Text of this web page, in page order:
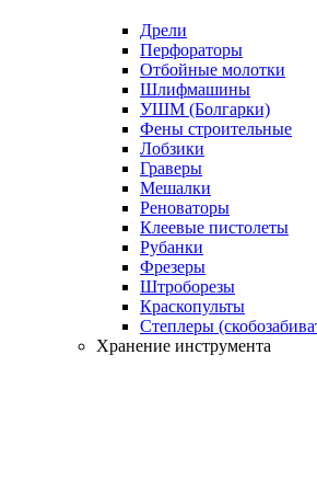
Дрели
Перфораторы
Отбойные молотки
Шлифмашины
УШМ (Болгарки)
Фены строительные
Лобзики
Граверы
Мешалки
Реноваторы
Клеевые пистолеты
Рубанки
Фрезеры
Штроборезы
Краскопульты
Степлеры
Хранение инструмента